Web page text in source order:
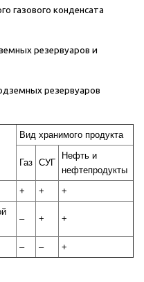
газового конденсата
резервуаров и
резервуаров
Вид хранимого продукта
Газ СУГ
Нефть и
нефтепродукты
+ +
+
– + +
– –
+